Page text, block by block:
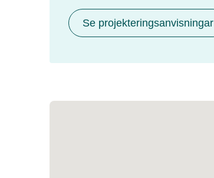
Se projekteringsanvisningar